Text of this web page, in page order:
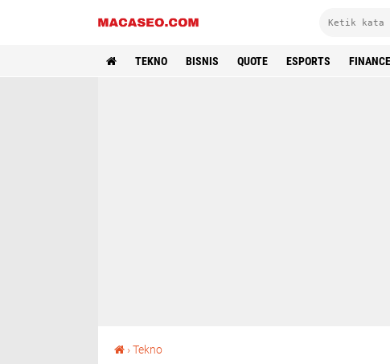
TEKNO BISNIS QUOTE ESPORTS FINANCE
›Tekno